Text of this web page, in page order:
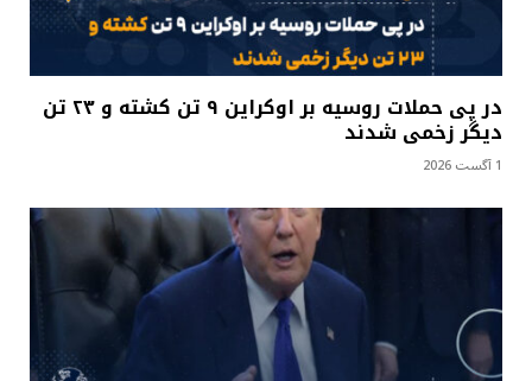
در پی حملات روسیه بر اوکراین ۹ تن کشته و ۲۳ تن
دیگر زخمی شدند
1 آگست 2026